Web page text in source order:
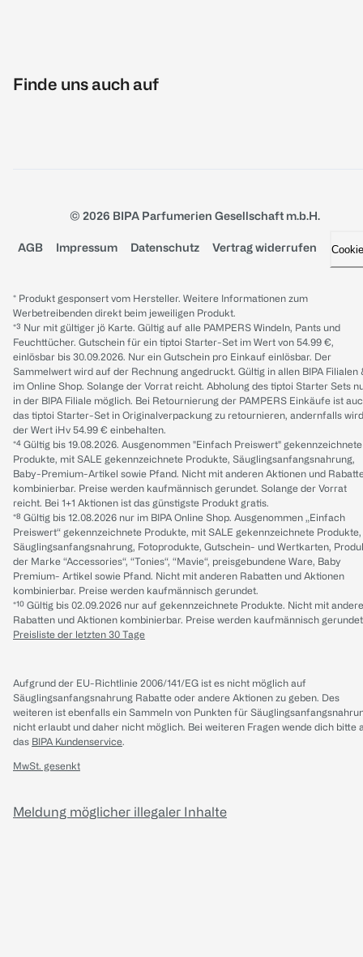
Finde uns auch auf
© 2026 BIPA Parfumerien Gesellschaft m.b.H.
AGB Impressum Datenschutz Vertrag widerrufen
* Produkt gesponsert vom Hersteller. Weitere Informationen zum
Werbetreibenden direkt beim jeweiligen Produkt.
*³ Nur mit gültiger jö Karte. Gültig auf alle PAMPERS Windeln, Pants und
Feuchttücher. Gutschein für ein tiptoi Starter-Set im Wert von 54.99 €,
einlösbar bis 30.09.2026. Nur ein Gutschein pro Einkauf einlösbar. Der
Sammelwert wird auf der Rechnung angedruckt. Gültig in allen BIPA Filialen
im Online Shop. Solange der Vorrat reicht. Abholung des tiptoi Starter Sets
in der BIPA Filiale möglich. Bei Retournierung der PAMPERS Einkäufe ist
das tiptoi Starter-Set in Originalverpackung zu retournieren, andernfalls wird
der Wert iHv 54.99 € einbehalten.
*⁴ Gültig bis 19.08.2026. Ausgenommen "Einfach Preiswert" gekennzeichnete
Produkte, mit SALE gekennzeichnete Produkte, Säuglingsanfangsnahrung,
Baby-Premium-Artikel sowie Pfand. Nicht mit anderen Aktionen und
kombinierbar. Preise werden kaufmännisch gerundet. Solange der Vorrat
reicht. Bei 1+1 Aktionen ist das günstigste Produkt gratis.
*⁸ Gültig bis 12.08.2026 nur im BIPA Online Shop. Ausgenommen „Einfach
Preiswert“ gekennzeichnete Produkte, mit SALE gekennzeichnete Produkte,
Säuglingsanfangsnahrung, Fotoprodukte, Gutschein- und Wertkarten,
der Marke “Accessories“, “Tonies“, “Mavie“, preisgebundene Ware, Baby
Premium- Artikel sowie Pfand. Nicht mit anderen Rabatten und Aktionen
kombinierbar. Preise werden kaufmännisch gerundet.
*¹⁰ Gültig bis 02.09.2026 nur auf gekennzeichnete Produkte. Nicht mit
Rabatten und Aktionen kombinierbar. Preise werden kaufmännisch
Preisliste der letzten 30 Tage
Aufgrund der EU-Richtlinie 2006/141/EG ist es nicht möglich auf
Säuglingsanfangsnahrung Rabatte oder andere Aktionen zu geben. Des
weiteren ist ebenfalls ein Sammeln von Punkten für
nicht erlaubt und daher nicht möglich. Bei weiteren Fragen wende dich bitte
das BIPA Kundenservice.
MwSt. gesenkt
Meldung möglicher illegaler Inhalte